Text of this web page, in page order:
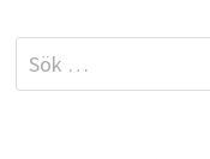
Sök
efter: